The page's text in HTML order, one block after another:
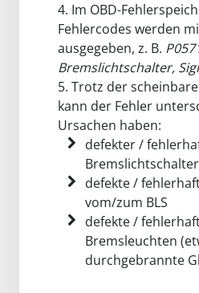
4. Im OBD-
Fehlercodes werden
ausgegeben, z. B.
Bremslichtschalter,
5. Trotz der
kann der Fehler
Ursachen haben:
defekter /
Bremslichtschalter
defekte /
vom/zum BLS
defekte /
Bremsleuchten
durchgebrannte